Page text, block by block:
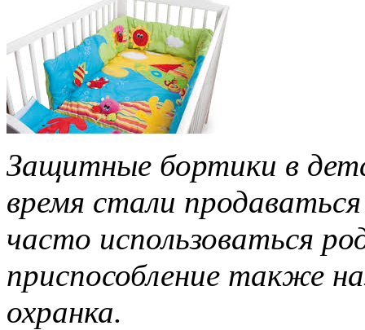
Защитные бортики в
время стали
часто использоваться
приспособление также
охранка.